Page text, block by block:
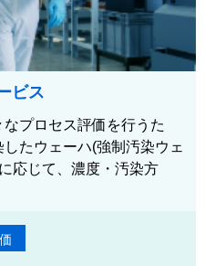
ビス
プロセス評価を行うた
たウェーハ(強制汚染ウェ
応じて、濃度・汚染方